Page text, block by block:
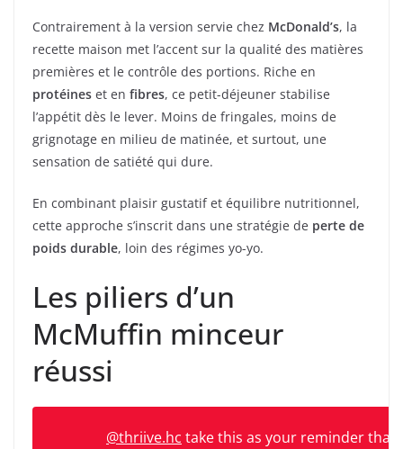
Contrairement à la version servie chez McDonald’s, la
recette maison met l’accent sur la qualité des matières
premières et le contrôle des portions. Riche en
protéines et en fibres, ce petit-déjeuner stabilise
l’appétit dès le lever. Moins de fringales, moins de
grignotage en milieu de matinée, et surtout, une
sensation de satiété qui dure.
En combinant plaisir gustatif et équilibre nutritionnel,
cette approche s’inscrit dans une stratégie de perte de
poids durable, loin des régimes yo-yo.
Les piliers d’un
McMuffin minceur
réussi
@thriive.hc take this as your reminder that